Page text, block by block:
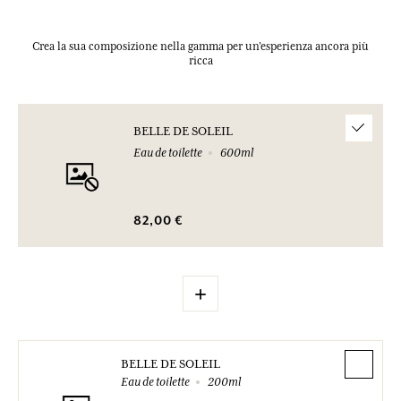
Crea la sua composizione nella gamma per un’esperienza ancora più
ricca
BELLE DE SOLEIL
Eau de toilette
600ml
82,00 €
+
BELLE DE SOLEIL
Eau de toilette
200ml